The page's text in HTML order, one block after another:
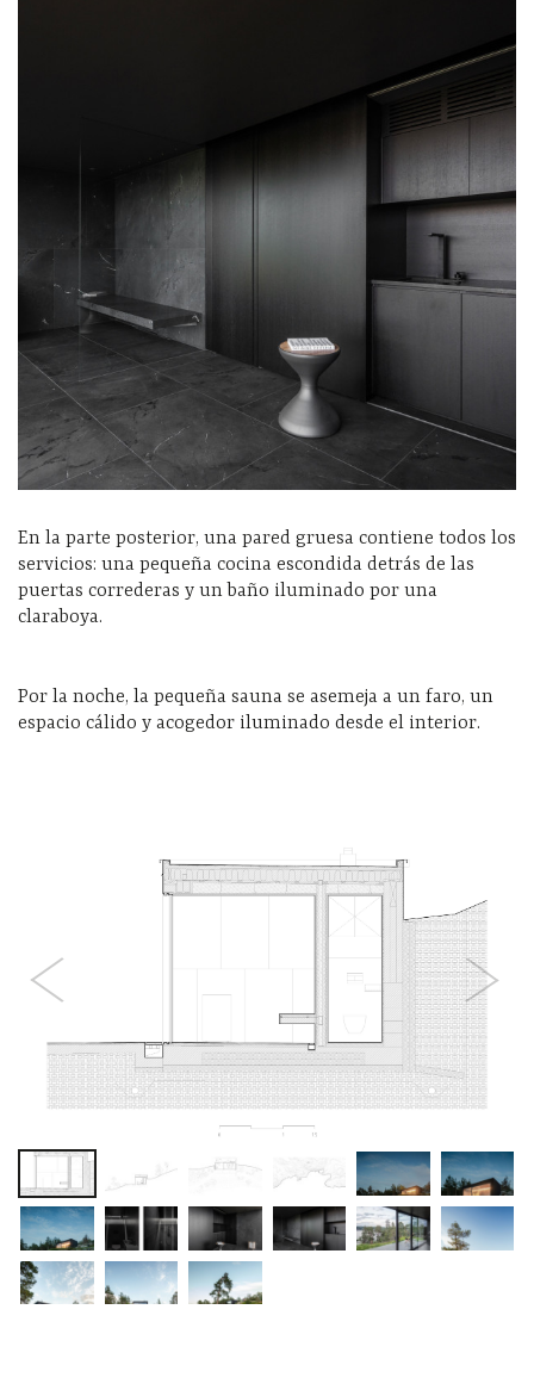
En la parte posterior, una pared gruesa contiene todos los
servicios: una pequeña cocina escondida detrás de las
puertas correderas y un baño iluminado por una
claraboya.
Por la noche, la pequeña sauna se asemeja a un faro, un
espacio cálido y acogedor iluminado desde el interior.